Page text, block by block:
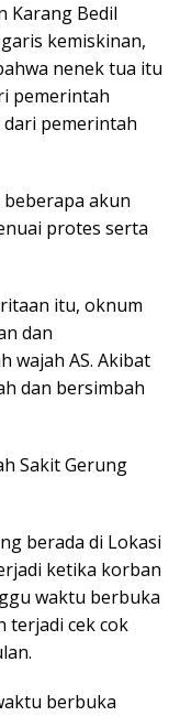
Karang Bedil
kemiskinan,
nenek tua itu
pemerintah
pemerintah
akun
protes serta
itu, oknum
dan
wajah AS. Akibat
dan bersimbah
Sakit Gerung
berada di Lokasi
ketika korban
waktu berbuka
terjadi cek cok
berbuka